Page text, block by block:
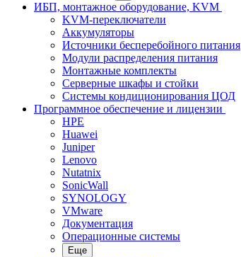
ИБП, монтажное оборудование, KVM
KVM-переключатели
Аккумуляторы
Источники бесперебойного питания
Модули распределения питания
Монтажные комплекты
Серверные шкафы и стойки
Системы кондиционирования ЦОД
Программное обеспечение и лицензии
HPE
Huawei
Juniper
Lenovo
Nutatnix
SonicWall
SYNOLOGY
VMware
Документация
Операционные системы
Еще